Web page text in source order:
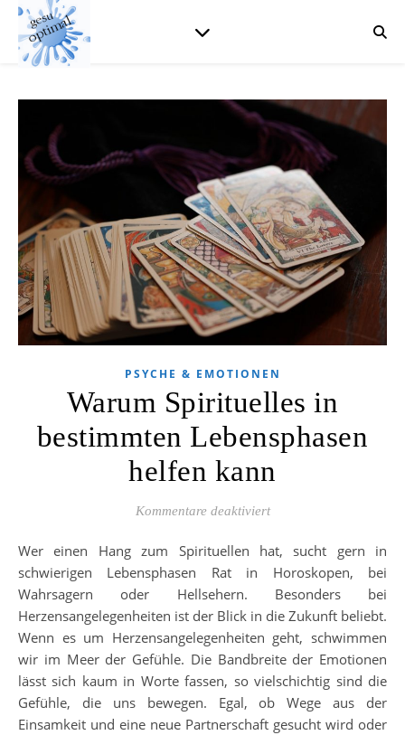
PSYCHE & EMOTIONEN
Warum Spirituelles in
bestimmten Lebensphasen
helfen kann
Kommentare deaktiviertfür Warum Spirituelles
Wer einen Hang zum Spirituellen hat, sucht gern in
schwierigen Lebensphasen Rat in Horoskopen, bei
Wahrsagern oder Hellsehern. Besonders bei
Herzensangelegenheiten ist der Blick in die Zukunft beliebt.
Wenn es um Herzensangelegenheiten geht, schwimmen
wir im Meer der Gefühle. Die Bandbreite der Emotionen
lässt sich kaum in Worte fassen, so vielschichtig sind die
Gefühle, die uns bewegen. Egal, ob Wege aus der
Einsamkeit und eine neue Partnerschaft gesucht wird oder